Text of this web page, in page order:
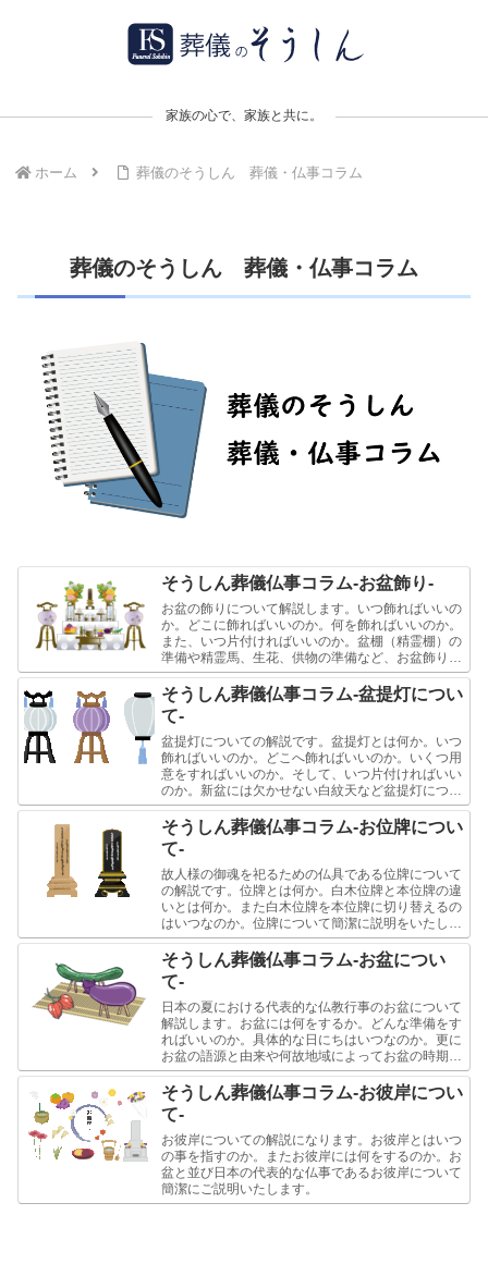
家族の心で、家族と共に。
ホーム 葬儀のそうしん 葬儀・仏事コラム
葬儀のそうしん 葬儀・仏事コラム
そうしん葬儀仏事コラム-お盆飾り-
お盆の飾りについて解説します。いつ飾ればいいの
か。どこに飾ればいいのか。何を飾ればいいのか。
また、いつ片付ければいいのか。盆棚（精霊棚）の
準備や精霊馬、生花、供物の準備など、お盆飾りに
ついて簡潔にご説明をします。
そうしん葬儀仏事コラム-盆提灯につい
て-
盆提灯についての解説です。盆提灯とは何か。いつ
飾ればいいのか。どこへ飾ればいいのか。いくつ用
意をすればいいのか。そして、いつ片付ければいい
のか。新盆には欠かせない白紋天など盆提灯につい
て簡潔に説明します。
そうしん葬儀仏事コラム-お位牌につい
て-
故人様の御魂を祀るための仏具である位牌について
の解説です。位牌とは何か。白木位牌と本位牌の違
いとは何か。また白木位牌を本位牌に切り替えるの
はいつなのか。位牌について簡潔に説明をいたしま
す。
そうしん葬儀仏事コラム-お盆につい
て-
日本の夏における代表的な仏教行事のお盆について
解説します。お盆には何をするか。どんな準備をす
ればいいのか。具体的な日にちはいつなのか。更に
お盆の語源と由来や何故地域によってお盆の時期が
異なるのかという事について簡潔にご説明します。
そうしん葬儀仏事コラム-お彼岸につい
て-
お彼岸についての解説になります。お彼岸とはいつ
の事を指すのか。またお彼岸には何をするのか。お
盆と並び日本の代表的な仏事であるお彼岸について
簡潔にご説明いたします。